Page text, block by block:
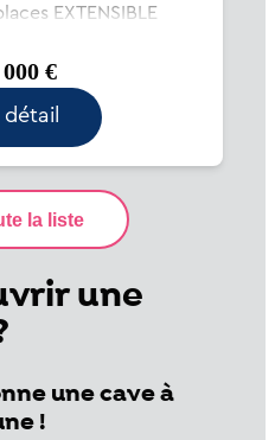
EXTENSIBLE
PMU, offrant
bio et régionales.
€
une
une cave à
!